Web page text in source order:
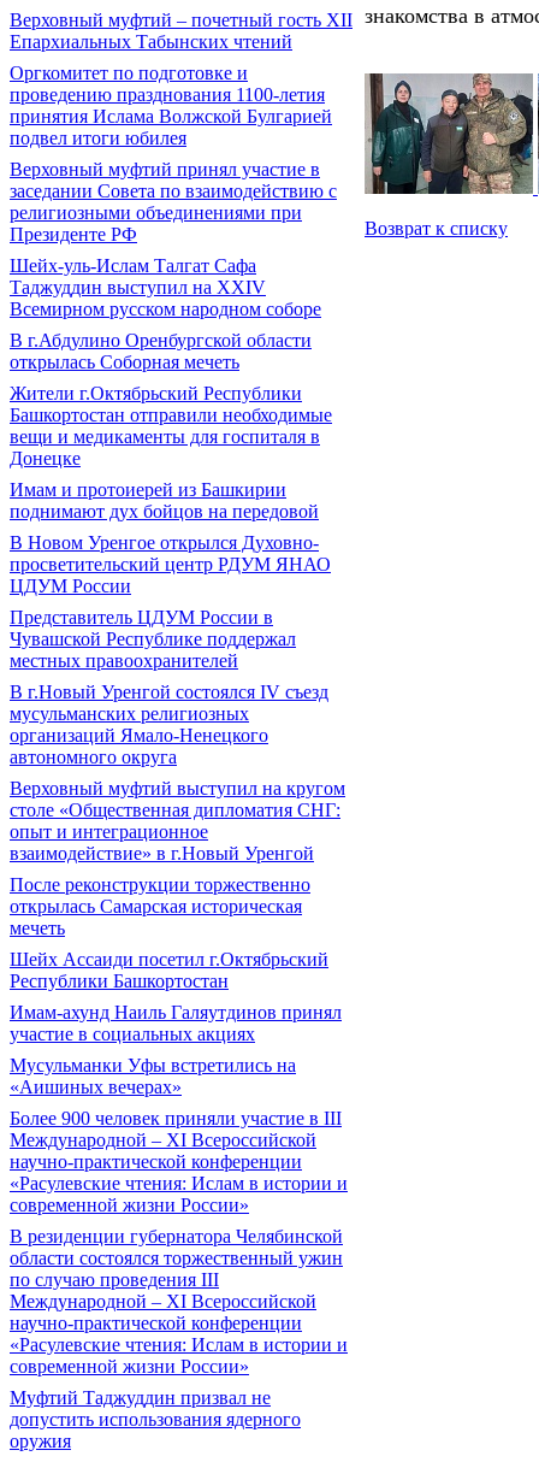
Верховный муфтий – почетный гость ХII
Епархиальных Табынских чтений
Оргкомитет по подготовке и
проведению празднования 1100-летия
принятия Ислама Волжской Булгарией
подвел итоги юбилея
Верховный муфтий принял участие в
заседании Совета по взаимодействию с
религиозными объединениями при
Президенте РФ
Шейх-уль-Ислам Талгат Сафа
Таджуддин выступил на XXIV
Всемирном русском народном соборе
В г.Абдулино Оренбургской области
открылась Соборная мечеть
Жители г.Октябрьский Республики
Башкортостан отправили необходимые
вещи и медикаменты для госпиталя в
Донецке
Имам и протоиерей из Башкирии
поднимают дух бойцов на передовой
В Новом Уренгое открылся Духовно-
просветительский центр РДУМ ЯНАО
ЦДУМ России
Представитель ЦДУМ России в
Чувашской Республике поддержал
местных правоохранителей
В г.Новый Уренгой состоялся IV съезд
мусульманских религиозных
организаций Ямало-Ненецкого
автономного округа
Верховный муфтий выступил на кругом
столе «Общественная дипломатия СНГ:
опыт и интеграционное
взаимодействие» в г.Новый Уренгой
После реконструкции торжественно
открылась Самарская историческая
мечеть
Шейх Ассаиди посетил г.Октябрьский
Республики Башкортостан
Имам-ахунд Наиль Галяутдинов принял
участие в социальных акциях
Мусульманки Уфы встретились на
«Аишиных вечерах»
Более 900 человек приняли участие в III
Международной – XI Всероссийской
научно-практической конференции
«Расулевские чтения: Ислам в истории и
современной жизни России»
В резиденции губернатора Челябинской
области состоялся торжественный ужин
по случаю проведения III
Международной – XI Всероссийской
научно-практической конференции
«Расулевские чтения: Ислам в истории и
современной жизни России»
Муфтий Таджуддин призвал не
допустить использования ядерного
оружия
знакомства в
Возврат к списку